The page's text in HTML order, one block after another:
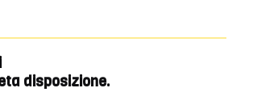
disposizione.